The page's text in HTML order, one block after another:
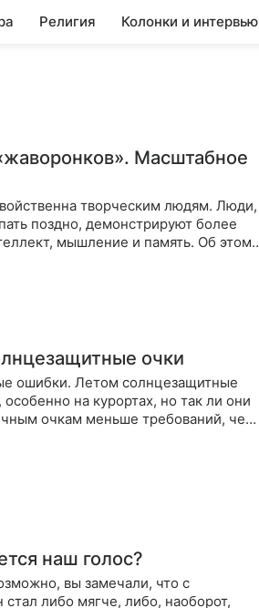
Религия Колонки и интервью
Масштабное
творческим людям. Люди,
поздно, демонстрируют более
мышление и память. Об этом
очки
ошибки. Летом солнцезащитные
на курортах, но так ли они
очкам меньше требований, чем
наш голос?
вы замечали, что с
либо мягче, либо, наоборот,